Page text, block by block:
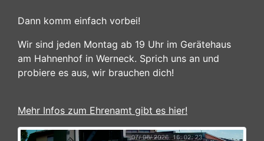
Dann komm einfach vorbei!
Wir sind jeden Montag ab 19 Uhr im Gerätehaus
am Hahnenhof in Werneck. Sprich uns an und
probiere es aus, wir brauchen dich!
Mehr Infos zum Ehrenamt gibt es hier!